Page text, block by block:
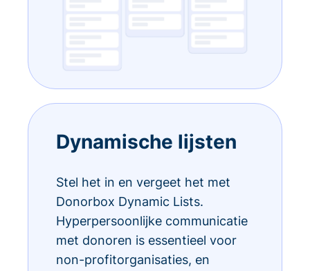
Dynamische lijsten
Stel het in en vergeet het met
Donorbox Dynamic Lists.
Hyperpersoonlijke communicatie
met donoren is essentieel voor
non-profitorganisaties, en